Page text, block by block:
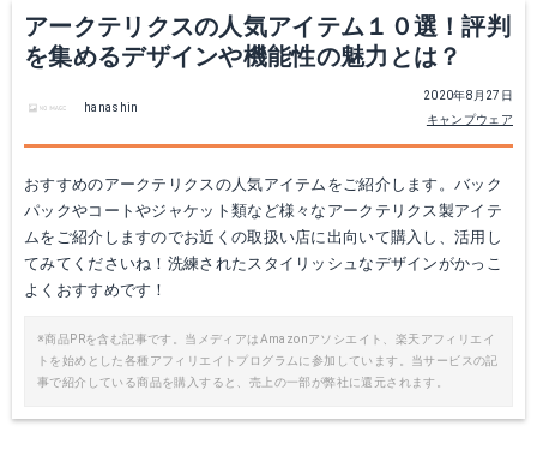
アークテリクスの人気アイテム１０選！評判
を集めるデザインや機能性の魅力とは？
2020年8月27日
キャンプウェア
hanashin
おすすめのアークテリクスの人気アイテムをご紹介します。バック
パックやコートやジャケット類など様々なアークテリクス製アイテ
ムをご紹介しますのでお近くの取扱い店に出向いて購入し、活用し
てみてくださいね！洗練されたスタイリッシュなデザインがかっこ
よくおすすめです！
※商品PRを含む記事です。当メディアはAmazonアソシエイト、楽天アフィリエイ
トを始めとした各種アフィリエイトプログラムに参加しています。当サービスの記
事で紹介している商品を購入すると、売上の一部が弊社に還元されます。